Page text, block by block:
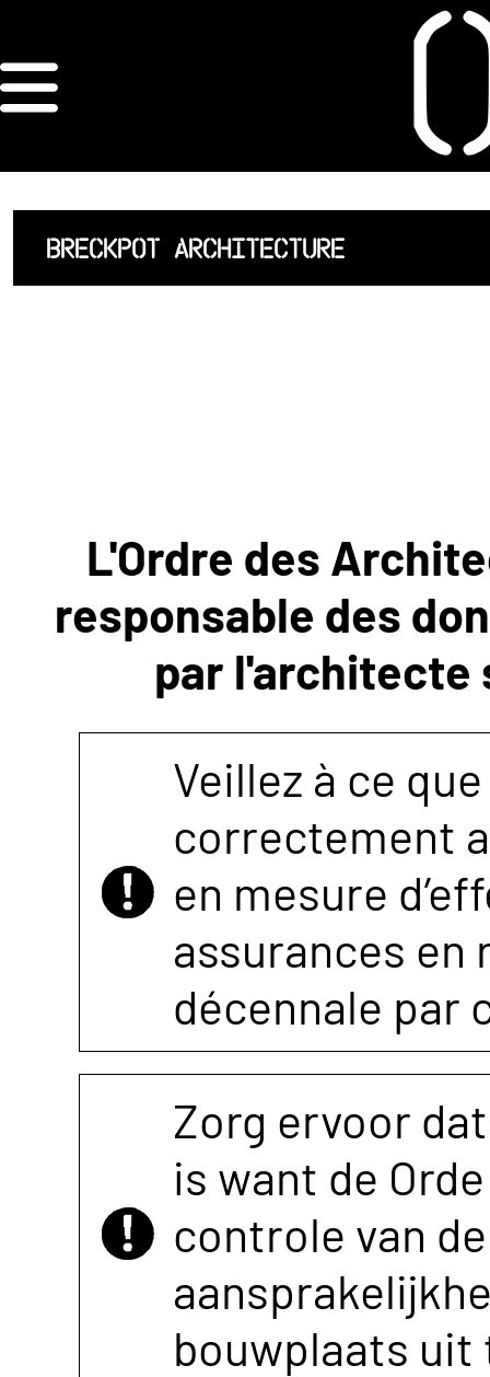
ORDRE DES
ARCHITECTES
ACCUEIL
LISTE DES
NOUS
CONTACTER
BRECKPOT ARCHITECTURE
L'Ordre des
responsable des
par l'architecte
Veillez à ce
correctement
en mesure
assurances
décennale par
Zorg ervoor
is want de
controle van
bouwplaats uit